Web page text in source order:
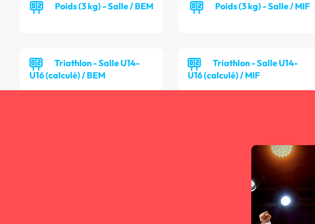
Poids (3 kg) - Salle / BEM Poids (3 kg) - Salle / MIF
Triathlon - Salle U14-
U16 (calculé) / BEM
Triathlon - Salle U14-
U16 (calculé) / MIF